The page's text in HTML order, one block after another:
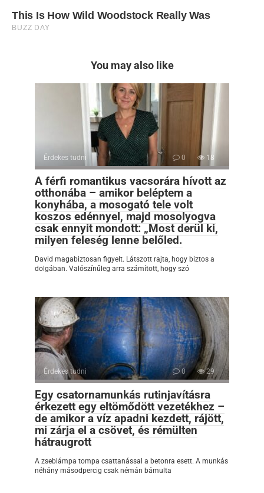
You may also like
Érdekes tudni 0 18
A férfi romantikus vacsorára hívott az
otthonába – amikor beléptem a
konyhába, a mosogató tele volt
koszos edénnyel, majd mosolyogva
csak ennyit mondott: „Most derül ki,
milyen feleség lenne belőled.
David magabiztosan figyelt. Látszott rajta, hogy biztos a
dolgában. Valószínűleg arra számított, hogy szó
Érdekes tudni 0 29
Egy csatornamunkás rutinjavításra
érkezett egy eltömődött vezetékhez –
de amikor a víz apadni kezdett, rájött,
mi zárja el a csövet, és rémülten
hátraugrott
A zseblámpa tompa csattanással a betonra esett. A munkás
néhány másodpercig csak némán bámulta